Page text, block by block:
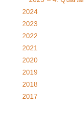
2024
2023
2022
2021
2020
2019
2018
2017